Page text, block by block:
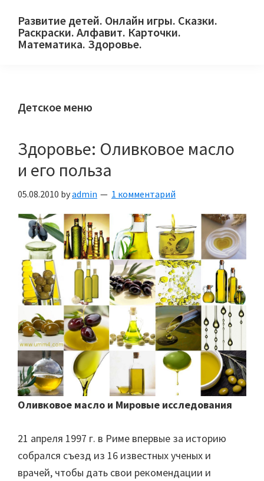
primary
main
primary
Развитие детей. Онлайн игры. Сказки.
Раскраски. Алфавит. Карточки.
Математика. Здоровье.
и
родителей.
Детское меню
Здоровье: Оливковое масло
и его польза
05.08.2010 byadmin 1 комментарий
Оливковое масло и Мировые исследования
21 апреля 1997 г. в Риме впервые за историю
собрался съезд из 16 известных ученых и
врачей, чтобы дать свои рекомендации и